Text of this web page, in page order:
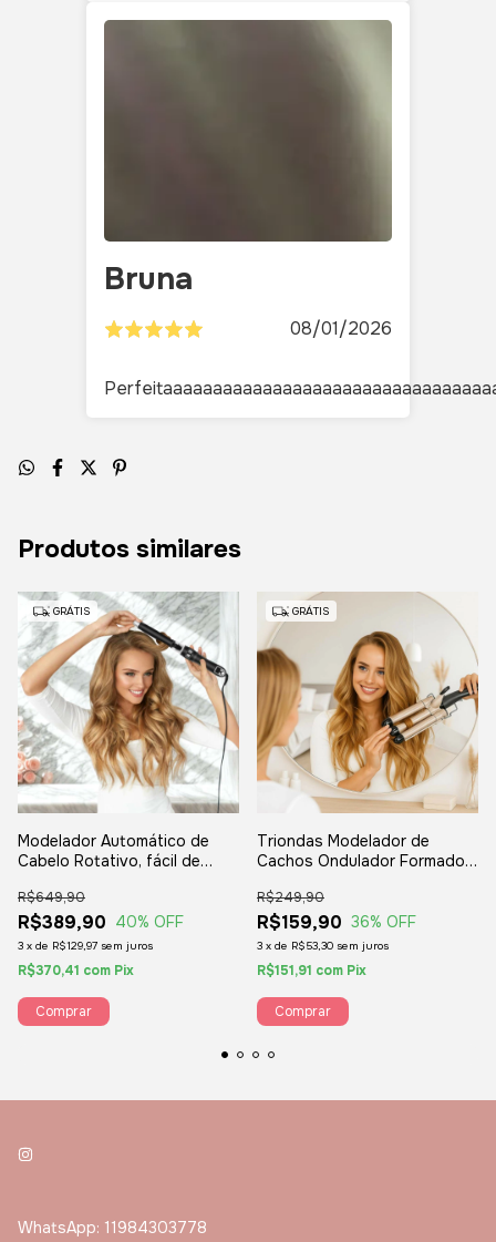
Bruna
08/01/2026
Produtos similares
GRÁTIS
Modelador Automático de
Cabelo Rotativo, fácil de
R$389,90
R$649,90
40% OFF
3 x de R$129,97 sem juros
R$370,41 com Pix
Comprar
GRÁTIS
Triondas Modelador de
Cachos Ondulador Formador
R$159,90
R$249,90
36% OFF
3 x de R$53,30 sem juros
R$151,91 com Pix
Comprar
WhatsApp: 11984303778